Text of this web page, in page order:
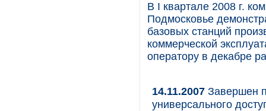
В I квартале 2008 г.
Подмосковье
базовых станций
коммерческой
оператору в декабре
14.11.2007 Завершен
универсального